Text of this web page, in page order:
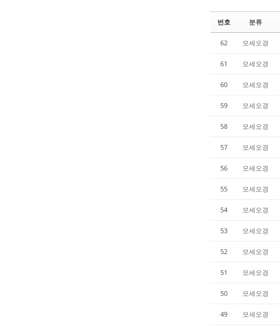
번호 분류
62 모세오경
61 모세오경
60 모세오경
59 모세오경
58 모세오경
57 모세오경
56 모세오경
55 모세오경
54 모세오경
53 모세오경
52 모세오경
51 모세오경
50 모세오경
49 모세오경